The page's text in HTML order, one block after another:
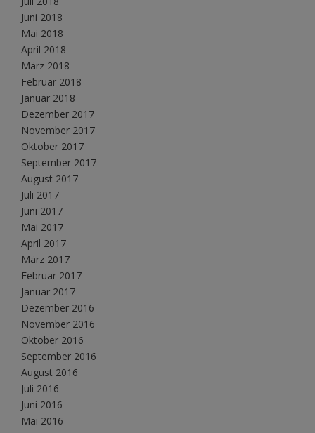
Juni 2018
Mai 2018
April 2018
März 2018
Februar 2018
Januar 2018
Dezember 2017
November 2017
Oktober 2017
September 2017
August 2017
Juli 2017
Juni 2017
Mai 2017
April 2017
März 2017
Februar 2017
Januar 2017
Dezember 2016
November 2016
Oktober 2016
September 2016
August 2016
Juli 2016
Juni 2016
Mai 2016